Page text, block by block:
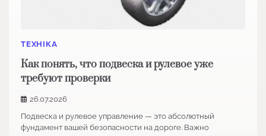
ТЕХНІКА
Как понять, что подвеска и рулевое уже
требуют проверки
26.07.2026
Подвеска и рулевое управление — это абсолютный
фундамент вашей безопасности на дороге. Важно